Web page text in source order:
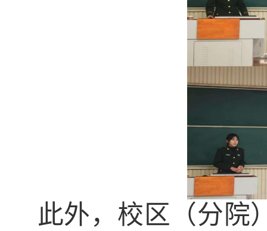
此外，校区（分院